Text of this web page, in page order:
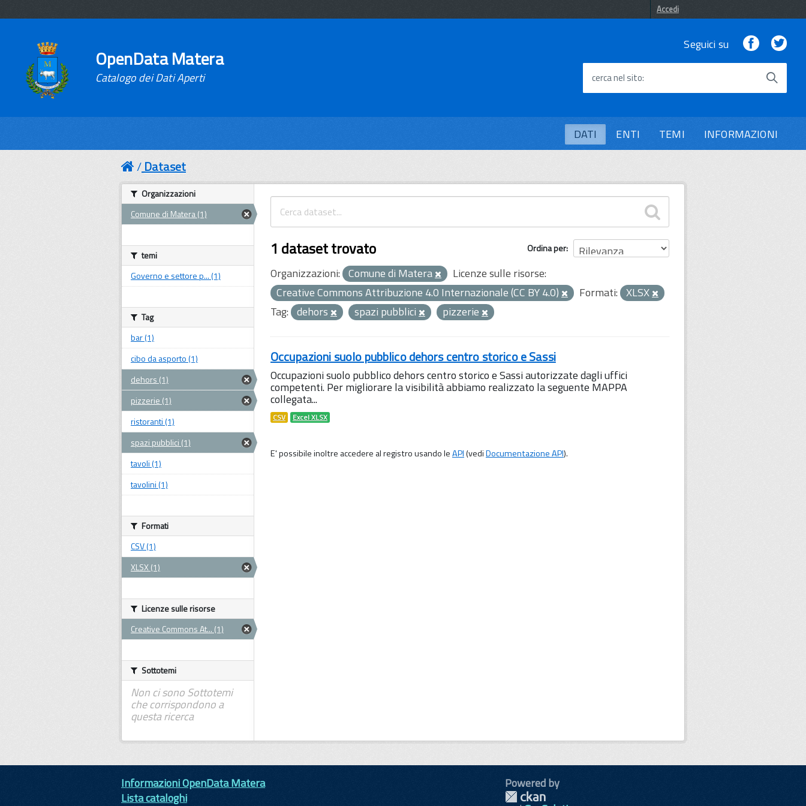
Accedi
OpenData Matera
Catalogo dei Dati Aperti
Seguici su Facebook
cerca nel sito
DATI ENTI TEMI INFORMAZIONI
Dataset
Ordina per
1 dataset trovato
Organizzazioni: Comune di Matera
Licenze sulle risorse:
Creative Commons Attribuzione 4.0 Internazionale (CC BY 4.0)
Formati: XLSX
Tag: dehors spazi pubblici pizzerie
Occupazioni suolo pubblico dehors centro storico e Sassi
Occupazioni suolo pubblico dehors centro storico e Sassi autorizzate dagli uffici
competenti. Per migliorare la visibilità abbiamo realizzato la seguente MAPPA
collegata...
CSV Excel XLSX
E' possibile inoltre accedere al registro usando leAPI(vediDocumentazione API).
Organizzazioni
Comune di Matera (1)
temi
Governo e settore p... (1)
Tag
bar (1)
cibo da asporto (1)
dehors (1)
pizzerie (1)
ristoranti (1)
spazi pubblici (1)
tavoli (1)
tavolini (1)
Formati
CSV (1)
XLSX (1)
Licenze sulle risorse
Creative Commons At... (1)
Sottotemi
Non ci sono Sottotemi
che corrispondono a
questa ricerca
Informazioni OpenData Matera
Lista cataloghi
Powered by